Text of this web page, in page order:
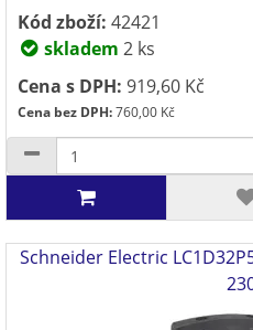
Kód zboží: 42421
skladem 2 ks
Cena s DPH: 919,60 Kč
Cena bez DPH:760,00 Kč
Schneider Electric